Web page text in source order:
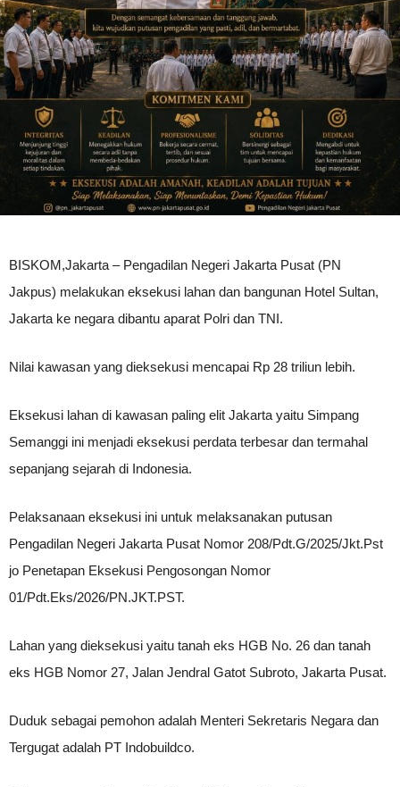
BISKOM,Jakarta – Pengadilan Negeri Jakarta Pusat (PN
Jakpus) melakukan eksekusi lahan dan bangunan Hotel Sultan,
Jakarta ke negara dibantu aparat Polri dan TNI.
Nilai kawasan yang dieksekusi mencapai Rp 28 triliun lebih.
Eksekusi lahan di kawasan paling elit Jakarta yaitu Simpang
Semanggi ini menjadi eksekusi perdata terbesar dan termahal
sepanjang sejarah di Indonesia.
Pelaksanaan eksekusi ini untuk melaksanakan putusan
Pengadilan Negeri Jakarta Pusat Nomor 208/Pdt.G/2025/Jkt.Pst
jo Penetapan Eksekusi Pengosongan Nomor
01/Pdt.Eks/2026/PN.JKT.PST.
Lahan yang dieksekusi yaitu tanah eks HGB No. 26 dan tanah
eks HGB Nomor 27, Jalan Jendral Gatot Subroto, Jakarta Pusat.
Duduk sebagai pemohon adalah Menteri Sekretaris Negara dan
Tergugat adalah PT Indobuildco.